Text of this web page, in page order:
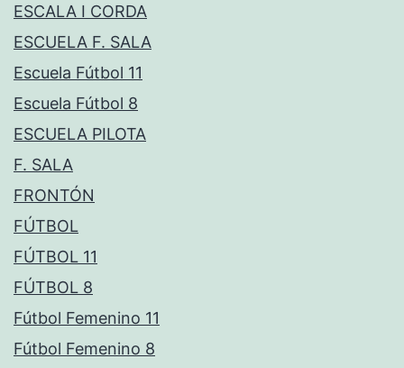
ESCALA I CORDA
ESCUELA F. SALA
Escuela Fútbol 11
Escuela Fútbol 8
ESCUELA PILOTA
F. SALA
FRONTÓN
FÚTBOL
FÚTBOL 11
FÚTBOL 8
Fútbol Femenino 11
Fútbol Femenino 8